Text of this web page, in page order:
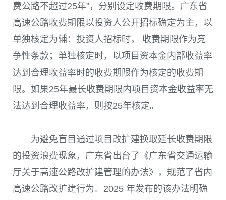
费公路不超过25年”，分别设定收费期限。广东省
高速公路收费期限以投资人公开招标确定为主，以
单独核定为辅：投资人招标时， 收费期限作为竞
争性条款；单独核定时，以项目资本金内部收益率
达到合理收益率时的收费期限作为核定的收费期
限。如果25年最长收费期限内项目资本金收益率无
法达到合理收益率，则按25年核定。
为避免盲目通过项目改扩建换取延长收费期限
的投资浪费现象，广东省出台了《广东省交通运输
厅关于高速公路改扩建管理的办法》，规范了省内
高速公路改扩建行为。2025 年发布的该办法明确